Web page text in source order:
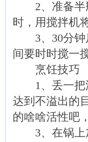
2、准备半瓶
时，用搅拌机
3、30分钟
间要时时搅一
烹饪技巧
1、丢一把汤
达到不溢出的
的啥啥活性吧
3、在锅上加